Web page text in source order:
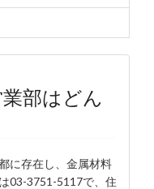
部はどん
に存在し、金属材料
03-3751-5117で、住